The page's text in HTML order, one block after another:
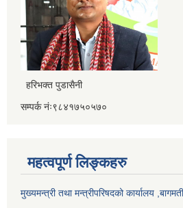
हरिभक्त पुडासैनी
सम्पर्क नंः९८४१७५०५७०
महत्वपूर्ण लिङ्कहरु
मुख्यमन्त्री तथा मन्त्रीपरिषदको कार्यालय